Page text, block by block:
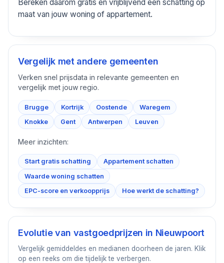
Bereken daarom gratis en vrijblijvend een schatting op
maat van jouw woning of appartement.
Vergelijk met andere gemeenten
Verken snel prijsdata in relevante gemeenten en
vergelijk met jouw regio.
Brugge Kortrijk Oostende
Waregem
Knokke
Gent Antwerpen Leuven
Meer inzichten:
Start gratis schatting
Appartement schatten
Waarde woning schatten
EPC-score en verkoopprijs
Hoe werkt de schatting?
Evolutie van vastgoedprijzen in Nieuwpoort
Vergelijk gemiddeldes en medianen doorheen de jaren. Klik
op een reeks om die tijdelijk te verbergen.